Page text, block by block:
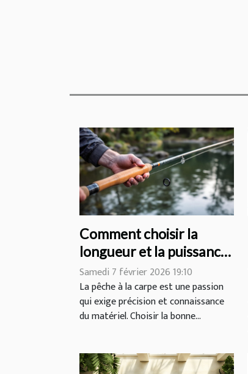
Comment choisir la
longueur et la puissance
idéales pour votre canne
à carpe ?
Samedi 7 février 2026 19:10
La pêche à la carpe est une passion
qui exige précision et connaissance
du matériel. Choisir la bonne...